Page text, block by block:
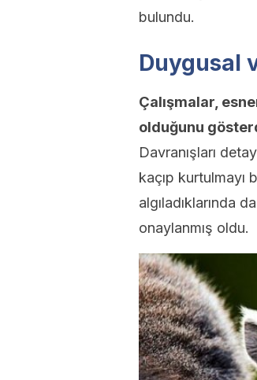
bulundu.
Duygusal
Çalışmalar,
olduğunu
Davranışları
kaçıp kurtulmayı
algıladıklarında
onaylanmış oldu.